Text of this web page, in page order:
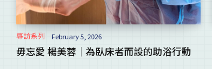
專訪系列 February 5, 2026
毋忘愛 楊美蓉｜為臥床者而設的助浴行動